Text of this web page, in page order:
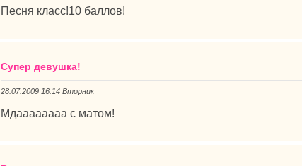
Песня класс!10 баллов!
Супер девушка!
28.07.2009 16:14 Вторник
Мдаааааааа с матом!